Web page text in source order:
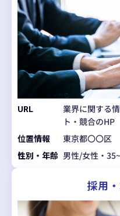
URL
業界に関する
ト・競合のHP
位置情報
東京都〇〇区
性別・年齢 男性/女性・
採用